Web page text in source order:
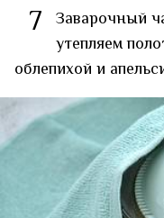
7 Заварочный
утепляем
облепихой и